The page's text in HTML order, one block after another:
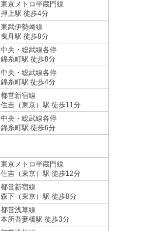
東京メトロ半蔵門線
押上駅 徒歩4分
東武伊勢崎線
曳舟駅 徒歩8分
中央・総武線各停
錦糸町駅 徒歩8分
中央・総武線各停
錦糸町駅 徒歩4分
都営新宿線
住吉（東京）駅 徒歩11分
中央・総武線各停
錦糸町駅 徒歩6分
東京メトロ半蔵門線
住吉（東京）駅 徒歩12分
都営新宿線
森下（東京）駅 徒歩8分
都営浅草線
本所吾妻橋駅 徒歩3分